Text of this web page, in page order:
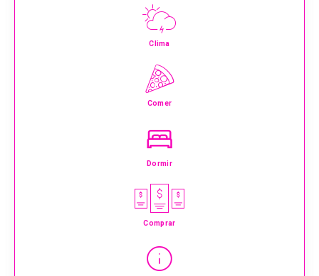
Clima
Comer
Dormir
Comprar